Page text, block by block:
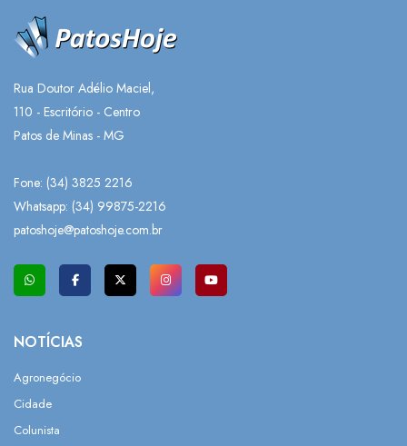
Rua Doutor Adélio Maciel,
110 - Escritório - Centro
Patos de Minas - MG
Fone: (34) 3825 2216
Whatsapp: (34) 99875-2216
patoshoje@patoshoje.com.br
NOTÍCIAS
Agronegócio
Cidade
Colunista